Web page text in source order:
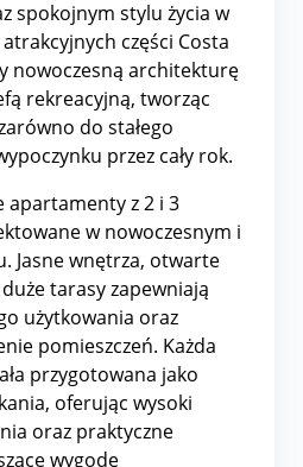
spokojnym stylu życia w
części Costa
nowoczesną architekturę
rekreacyjną, tworząc
do stałego
przez cały rok.
apartamenty z 2 i 3
w nowoczesnym i
Jasne wnętrza, otwarte
tarasy zapewniają
użytkowania oraz
pomieszczeń. Każda
przygotowana jako
oferując wysoki
oraz praktyczne
wygodę